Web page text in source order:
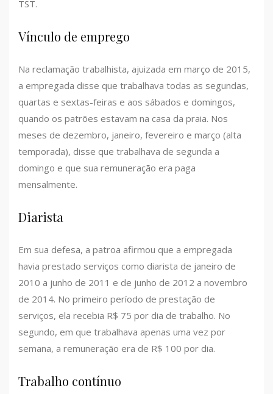
TST.
Vínculo de emprego
Na reclamação trabalhista, ajuizada em março de 2015,
a empregada disse que trabalhava todas as segundas,
quartas e sextas-feiras e aos sábados e domingos,
quando os patrões estavam na casa da praia. Nos
meses de dezembro, janeiro, fevereiro e março (alta
temporada), disse que trabalhava de segunda a
domingo e que sua remuneração era paga
mensalmente.
Diarista
Em sua defesa, a patroa afirmou que a empregada
havia prestado serviços como diarista de janeiro de
2010 a junho de 2011 e de junho de 2012 a novembro
de 2014. No primeiro período de prestação de
serviços, ela recebia R$ 75 por dia de trabalho. No
segundo, em que trabalhava apenas uma vez por
semana, a remuneração era de R$ 100 por dia.
Trabalho contínuo